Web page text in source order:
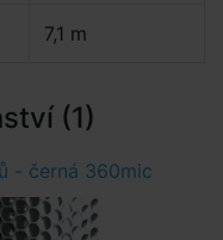
7,1 m
(1)
- černá 360mic